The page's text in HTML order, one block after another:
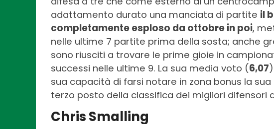
adattamento durato una manciata di partite il
completamente esploso da ottobre in poi,
nelle ultime 7 partite prima della sosta; anche
sono riusciti a trovare le prime gioie in
successi nelle ultime 9. La sua media voto (6,07
sua capacità di farsi notare in zona bonus la
terzo posto della classifica dei migliori difensori
Chris Smalling